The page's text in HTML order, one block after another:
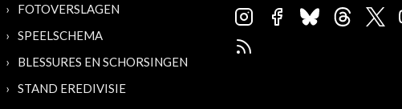
FOTOVERSLAGEN
SPEELSCHEMA
BLESSURES EN SCHORSINGEN
STAND EREDIVISIE